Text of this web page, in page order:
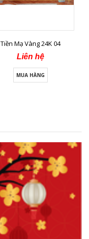
Tiền Mạ Vàng 24K 04
Liên hệ
MUA HÀNG